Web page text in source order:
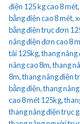
điện 125 kg cao 8 mét,
bằng điện cao 8 mét,
bằng điện trục đơn
nâng điện đơn cao 8
tải 125kg,thang nâng
nâng cao 8m,thang
8m,thang nâng điện
bằng điện,thang
cao 8 mét 125kg,
thang nâng điện trục